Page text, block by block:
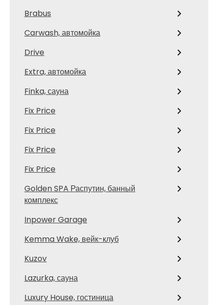
Brabus
Carwash, автомойка
Drive
Extra, автомойка
Finka, сауна
Fix Price
Fix Price
Fix Price
Fix Price
Golden SPA Распутин, банный
комплекс
Inpower Garage
Kemma Wake, вейк-клуб
Kuzov
Lazurka, сауна
Luxury House, гостиница